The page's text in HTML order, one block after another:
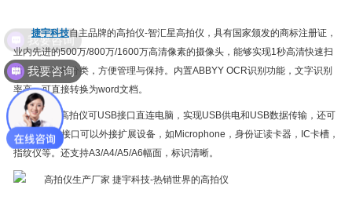
捷宇科技自主品牌的高拍仪-智汇星高拍仪，具有国家颁发的商标注册证，
业内先进的500万/800万/1600万高清像素的摄像头，能够实现1秒高清快速扫
描，进行归档分类，方便管理与保持。内置ABBYY OCR识别功能，文字识别
率高，可直接转换为word文档。
智汇星高拍仪可USB接口直连电脑，实现USB供电和USB数据传输，还可
以通过USB接口可以外接扩展设备，如Microphone，身份证读卡器，IC卡槽，
指纹仪等。还支持A3/A4/A5/A6幅面，标识清晰。
我要咨询
我要咨询